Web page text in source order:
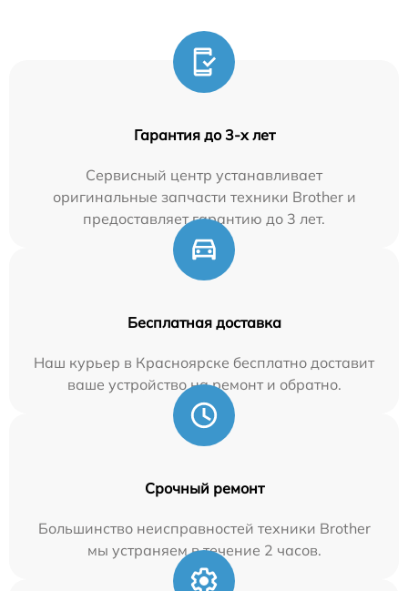
Гарантия до 3-х лет
Сервисный центр устанавливает
оригинальные запчасти техники Brother и
предоставляет гарантию до 3 лет.
Бесплатная доставка
Наш курьер в Красноярске бесплатно доставит
ваше устройство на ремонт и обратно.
Срочный ремонт
Большинство неисправностей техники Brother
мы устраняем в течение 2 часов.